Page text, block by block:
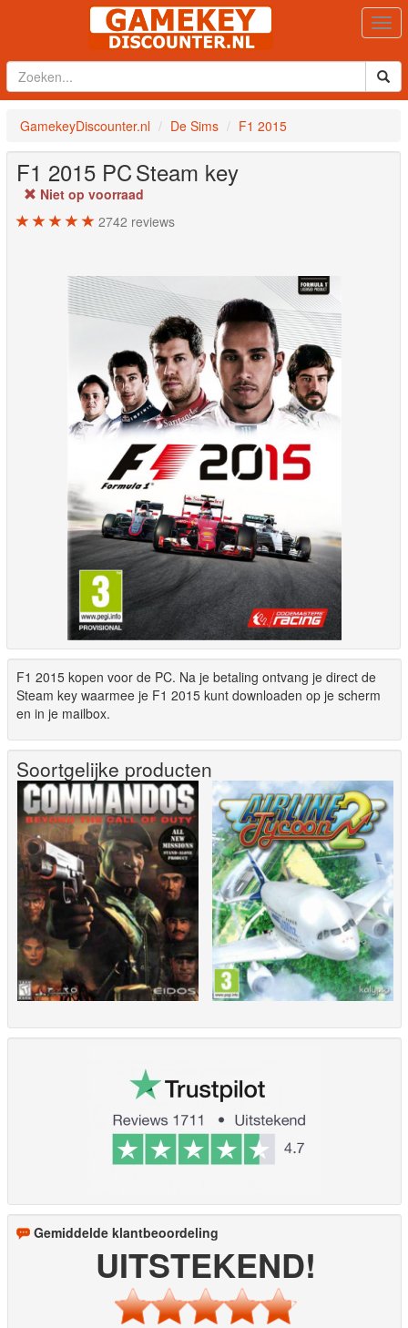
GamekeyDiscounter.nl De Sims F1 2015
F1 2015 PCSteam key
Niet op voorraad
2742 reviews
F1 2015 kopen voor de PC. Na je betaling ontvang je direct de
Steam key waarmee je F1 2015 kunt downloaden op je scherm
en in je mailbox.
Soortgelijke producten
Gemiddelde klantbeoordeling
UITSTEKEND!